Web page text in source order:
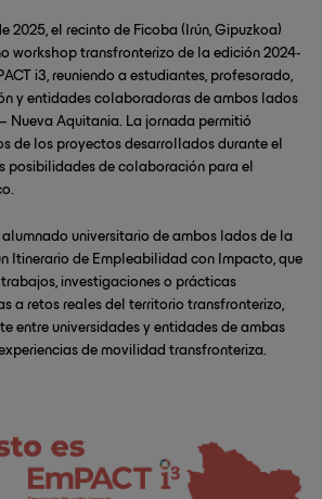
2025, el recinto de Ficoba (Irún, Gipuzkoa)
workshop transfronterizo de la edición 2024-
i3, reuniendo a estudiantes, profesorado,
y entidades colaboradoras de ambos lados
Nueva Aquitania. La jornada permitió
de los proyectos desarrollados durante el
posibilidades de colaboración para el
alumnado universitario de ambos lados de la
Itinerario de Empleabilidad con Impacto, que
investigaciones o prácticas
a retos reales del territorio transfronterizo,
entre universidades y entidades de ambas
de movilidad transfronteriza.